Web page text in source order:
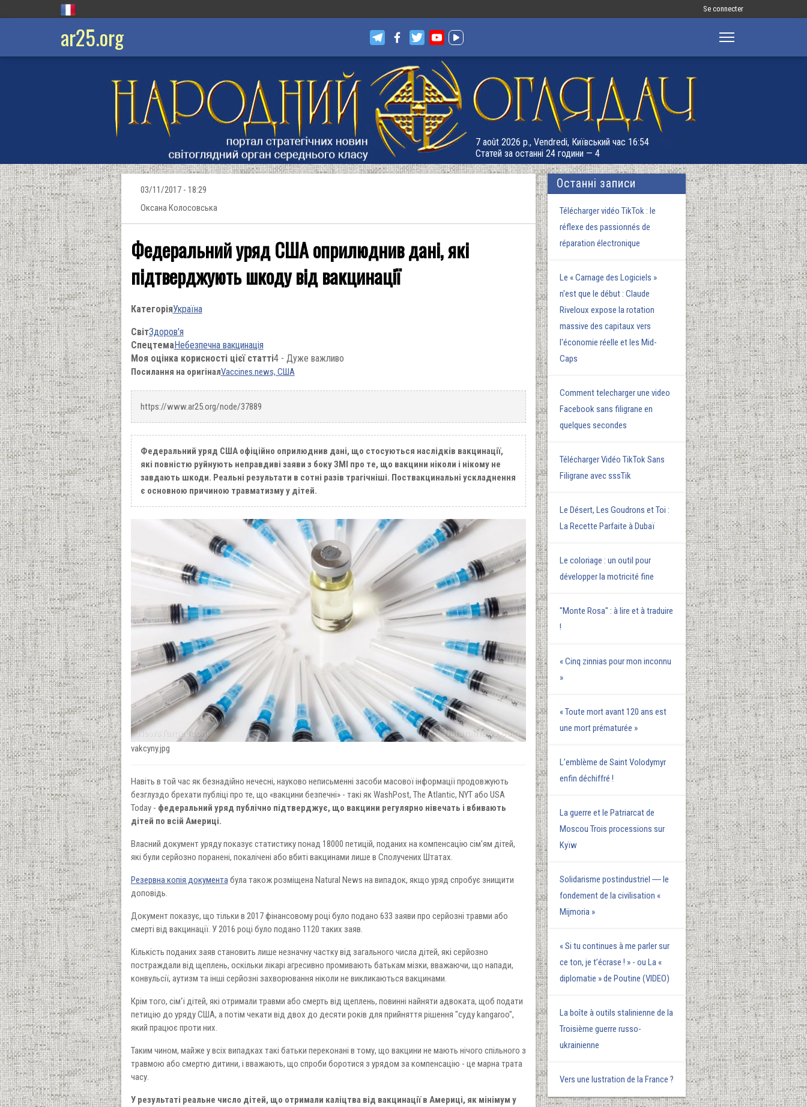
Меню
запису
Se connecter
ar25.org
7 août 2026 р., Vendredi, Київський час 16:54
Статей за останні 24 години — 4
03/11/2017 - 18:29
Оксана Колосовська
Федеральний уряд США оприлюднив дані, які
підтверджують шкоду від вакцинації
КатегоріяУкраїна
СвітЗдоров'я
СпецтемаНебезпечна вакцинація
Моя оцінка корисності цієї статті4 - Дуже важливо
Посилання на оригіналVaccines.news, США
https://www.ar25.org/node/37889
Федеральний уряд США офіційно оприлюднив дані, що стосуються наслідків вакцинації,
які повністю руйнують неправдиві заяви з боку ЗМІ про те, що вакцини ніколи і нікому не
завдають шкоди. Реальні результати в сотні разів трагічніші. Поствакцинальні ускладнення
є основною причиною травматизму у дітей.
vakcyny.jpg
Навіть в той час як безнадійно нечесні, науково неписьменні засоби масової інформації продовжують
безглуздо брехати публіці про те, що «вакцини безпечні» - такі як WashPost, The Atlantic, NYT або USA
Today - федеральний уряд публічно підтверджує, що вакцини регулярно нівечать і вбивають
дітей по всій Америці.
Власний документ уряду показує статистику понад 18000 петицій, поданих на компенсацію сім'ям дітей,
які були серйозно поранені, покалічені або вбиті вакцинами лише в Сполучених Штатах.
Резервна копія документабула також розміщена Natural News на випадок, якщо уряд спробує знищити
доповідь.
Документ показує, що тільки в 2017 фінансовому році було подано 633 заяви про серйозні травми або
смерті від вакцинації. У 2016 році було подано 1120 таких заяв.
Кількість поданих заяв становить лише незначну частку від загального числа дітей, які серйозно
постраждали від щеплень, оскільки лікарі агресивно промивають батькам мізки, вважаючи, що напади,
конвульсії, аутизм та інші серйозні захворювання ніколи не викликаються вакцинами.
Крім того, сім'ї дітей, які отримали травми або смерть від щеплень, повинні найняти адвоката, щоб подати
петицію до уряду США, а потім чекати від двох до десяти років для прийняття рішення "суду kangaroo",
який працює проти них.
Таким чином, майже у всіх випадках такі батьки переконані в тому, що вакцини не мають нічого спільного з
травмою або смертю дитини, і вважають, що спроби боротися з урядом за компенсацію - це марна трата
часу.
У результаті реальне число дітей, що отримали каліцтва від вакцинації в Америці, як мінімум у
Останні записи
Télécharger vidéo TikTok : le
réflexe des passionnés de
réparation électronique
Le « Carnage des Logiciels »
n'est que le début : Claude
Riveloux expose la rotation
massive des capitaux vers
l'économie réelle et les Mid-
Caps
Comment telecharger une video
Facebook sans filigrane en
quelques secondes
Télécharger Vidéo TikTok Sans
Filigrane avec sssTik
Le Désert, Les Goudrons et Toi :
La Recette Parfaite à Dubaï
Le coloriage : un outil pour
développer la motricité fine
"Monte Rosa" : à lire et à traduire
!
« Cinq zinnias pour mon inconnu
»
« Toute mort avant 120 ans est
une mort prématurée »
L’emblème de Saint Volodymyr
enfin déchiffré !
La guerre et le Patriarcat de
Moscou Trois processions sur
Kyїw
Solidarisme postindustriel ― le
fondement de la civilisation «
Mijmoria »
« Si tu continues à me parler sur
ce ton, je t’écrase ! » - ou La «
diplomatie » de Poutine (VIDEO)
La boîte à outils stalinienne de la
Troisième guerre russo-
ukrainienne
Vers une lustration de la France ?